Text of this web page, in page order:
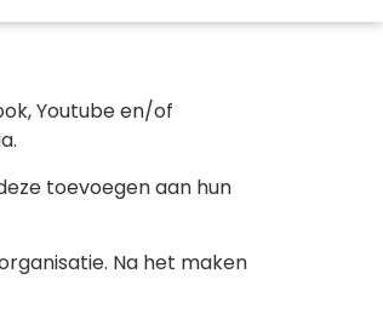
Youtube en/of
toevoegen aan hun
Na het maken